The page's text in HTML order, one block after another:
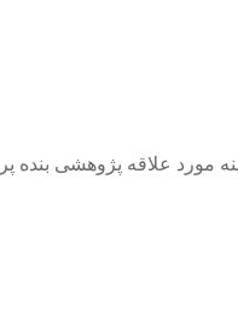
علاقه پژوهشی بنده